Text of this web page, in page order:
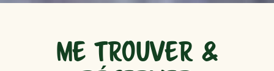
ME TROUVER &